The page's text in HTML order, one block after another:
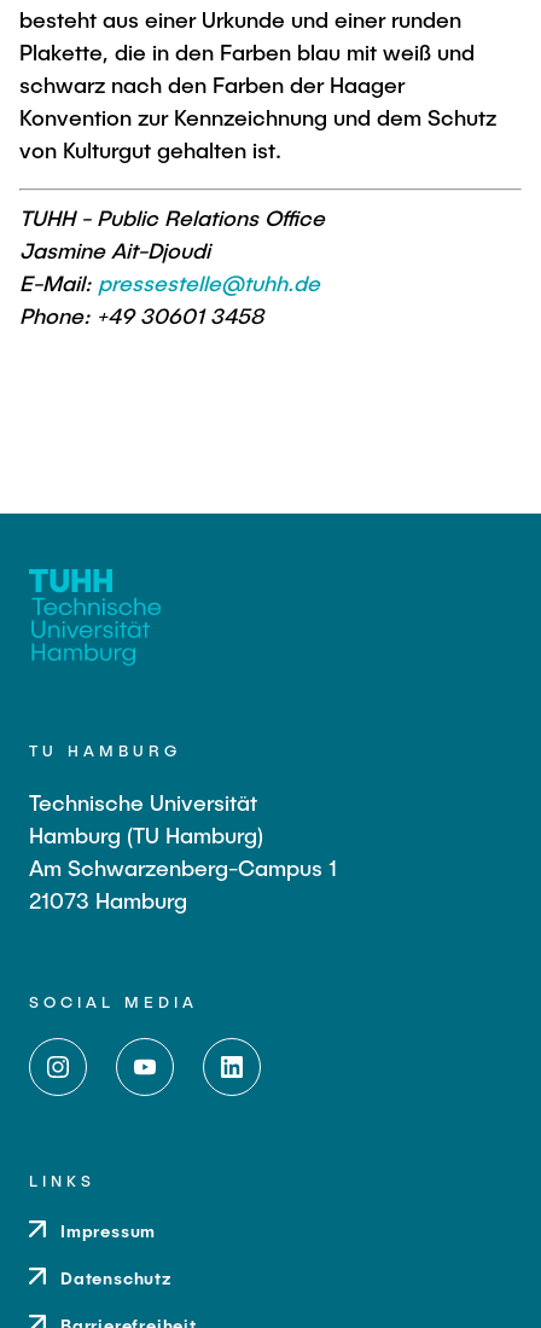
besteht aus einer Urkunde und einer runden
Plakette, die in den Farben blau mit weiß und
schwarz nach den Farben der Haager
Konvention zur Kennzeichnung und dem Schutz
von Kulturgut gehalten ist.
TUHH - Public Relations Office
Jasmine Ait-Djoudi
E-Mail: pressestelle@tuhh.de
Phone: +49 30601 3458
TU HAMBURG
Technische Universität
Hamburg (TU Hamburg)
Am Schwarzenberg-Campus 1
21073 Hamburg
SOCIAL MEDIA
LINKS
Impressum
Datenschutz